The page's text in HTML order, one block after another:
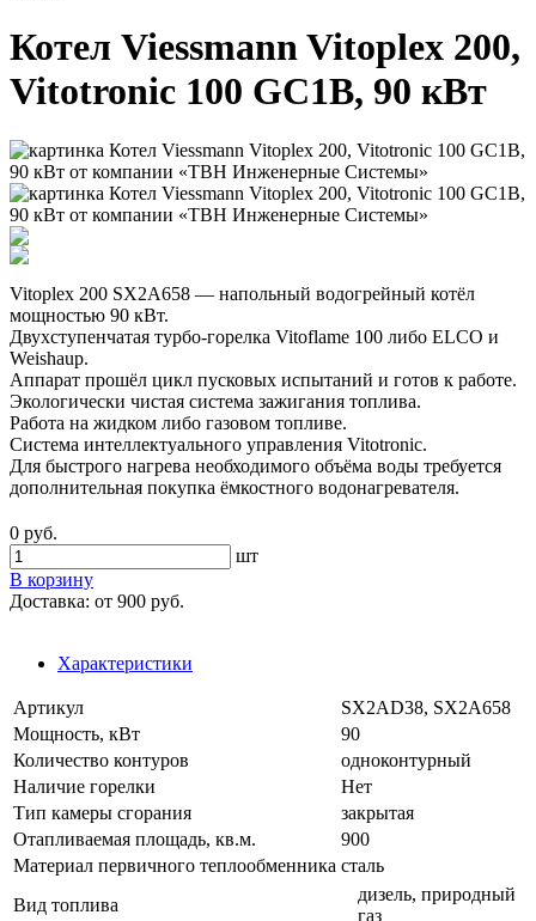
Котел Viessmann Vitoplex 200,
Vitotronic 100 GC1B, 90 кВт
Vitoplex 200 SX2A658 — напольный водогрейный котёл
мощностью 90 кВт.
Двухступенчатая турбо-горелка Vitoflame 100 либо ELCO и
Weishaup.
Аппарат прошёл цикл пусковых испытаний и готов к работе.
Экологически чистая система зажигания топлива.
Работа на жидком либо газовом топливе.
Система интеллектуального управления Vitotronic.
Для быстрого нагрева необходимого объёма воды требуется
дополнительная покупка ёмкостного водонагревателя.
0 руб.
шт
В корзину
Доставка: от 900 руб.
Характеристики
Артикул
SX2AD38, SX2A658
Мощность, кВт
90
Количество контуров
одноконтурный
Наличие горелки
Нет
Тип камеры сгорания
закрытая
Отапливаемая площадь, кв.м.
900
Материал первичного теплообменника сталь
Вид топлива
дизель, природный
газ